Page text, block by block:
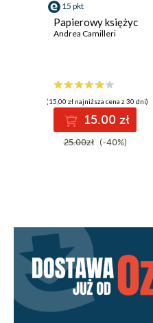
15 pkt
Papierowy księżyc
Andrea Camilleri
(15,00 zł najniższa cena z 30 dni)
15.00 zł
25.00zł (-40%)